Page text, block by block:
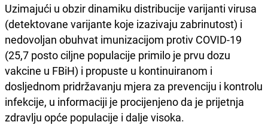
Uzimajući u obzir dinamiku distribucije varijanti virusa
(detektovane varijante koje izazivaju zabrinutost) i
nedovoljan obuhvat imunizacijom protiv COVID-19
(25,7 posto ciljne populacije primilo je prvu dozu
vakcine u FBiH) i propuste u kontinuiranom i
dosljednom pridržavanju mjera za prevenciju i kontrolu
infekcije, u informaciji je procijenjeno da je prijetnja
zdravlju opće populacije i dalje visoka.